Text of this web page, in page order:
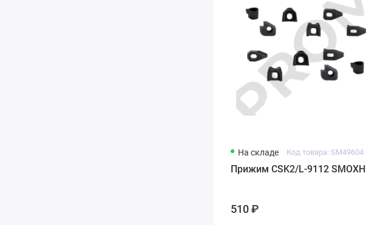
На складе Код товара: SM49604
Прижим CSK2/L-9112 SMOXH
510 ₽